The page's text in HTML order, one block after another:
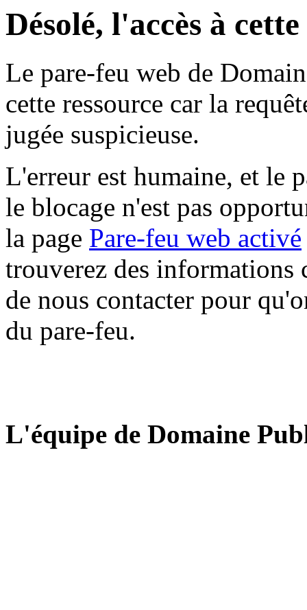
Désolé, l'accès à
Le pare-feu web de
cette ressource car la
jugée suspicieuse.
L'erreur est humaine, et le
le blocage n'est pas
la page Pare-feu web activé
trouverez des informations
de nous contacter pour
du pare-feu.
L'équipe de Domaine